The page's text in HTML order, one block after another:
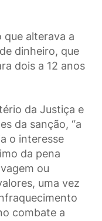
alterava a
dinheiro, que
dois a 12 anos
da Justiça e
da sanção, “a
o interesse
da pena
ou
uma vez
combate a